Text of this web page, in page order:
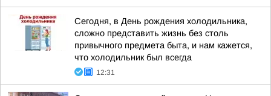
Сегодня, в День рождения холодильника,
сложно представить жизнь без столь
привычного предмета быта, и нам кажется,
что холодильник был всегда
12:31